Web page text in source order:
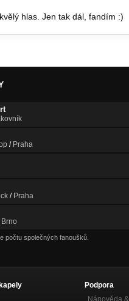
hlas. Jen tak dál, fandím :)
/ Praha
/ Praha
Brno
počtu společných fanoušků.
Podpora
Nápověda &